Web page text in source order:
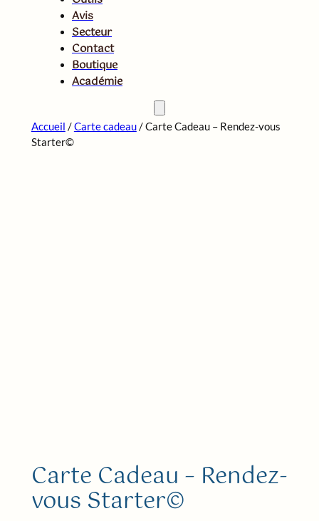
Avis
Secteur
Contact
Boutique
Académie
Accueil /Carte cadeau/ Carte Cadeau – Rendez-vous
Starter©
Carte Cadeau – Rendez-
vous Starter©